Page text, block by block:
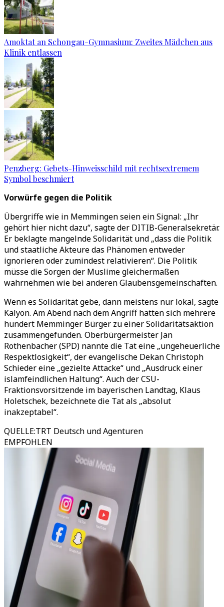
Amoktat an Schongau-Gymnasium: Zweites Mädchen aus
Klinik entlassen
Penzberg: Gebets-Hinweisschild mit rechtsextremem
Symbol beschmiert
Vorwürfe gegen die Politik
Übergriffe wie in Memmingen seien ein Signal: „Ihr
gehört hier nicht dazu“, sagte der DITIB-Generalsekretär.
Er beklagte mangelnde Solidarität und „dass die Politik
und staatliche Akteure das Phänomen entweder
ignorieren oder zumindest relativieren“. Die Politik
müsse die Sorgen der Muslime gleichermaßen
wahrnehmen wie bei anderen Glaubensgemeinschaften.
Wenn es Solidarität gebe, dann meistens nur lokal, sagte
Kalyon. Am Abend nach dem Angriff hatten sich mehrere
hundert Memminger Bürger zu einer Solidaritätsaktion
zusammengefunden. Oberbürgermeister Jan
Rothenbacher (SPD) nannte die Tat eine „ungeheuerliche
Respektlosigkeit“, der evangelische Dekan Christoph
Schieder eine „gezielte Attacke“ und „Ausdruck einer
islamfeindlichen Haltung“. Auch der CSU-
Fraktionsvorsitzende im bayerischen Landtag, Klaus
Holetschek, bezeichnete die Tat als „absolut
inakzeptabel“.
QUELLE:TRT Deutsch und Agenturen
EMPFOHLEN